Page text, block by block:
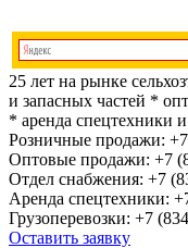
25 лет на рынке
и запасных частей *
* аренда спецтехники
Розничные продажи:
Оптовые продажи: +7
Отдел снабжения: +7
Аренда спецтехники:
Грузоперевозки: +7
Оставить заявку